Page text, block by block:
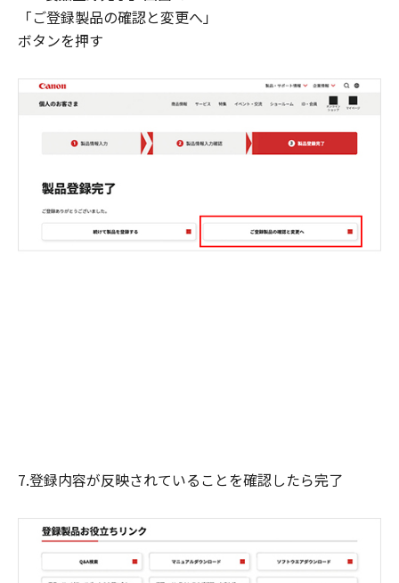
「ご登録製品の確認と変更へ」
ボタンを押す
7.登録内容が反映されていることを確認したら完了